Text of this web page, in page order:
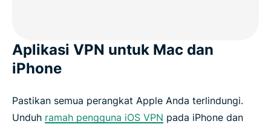
Aplikasi VPN untuk Mac dan
iPhone
Pastikan semua perangkat Apple Anda terlindungi.
Unduh ramah pengguna iOS VPN pada iPhone dan